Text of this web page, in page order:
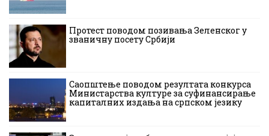
Протест поводом позивања Зеленског у
званичну посету Србији
Саопштење поводом резултата конкурса
Министарства културе за суфинансирање
капиталних издања на српском језику